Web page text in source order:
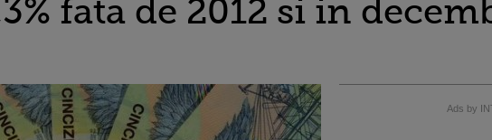
fata de 2012 si in
Ads by